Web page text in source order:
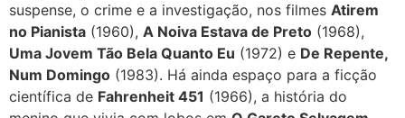
suspense, o crime e a investigação, nos filmes Atirem
no Pianista (1960), A Noiva Estava de Preto (1968),
Uma Jovem Tão Bela Quanto Eu (1972) e De Repente,
Num Domingo (1983). Há ainda espaço para a ficção
científica de Fahrenheit 451 (1966), a história do